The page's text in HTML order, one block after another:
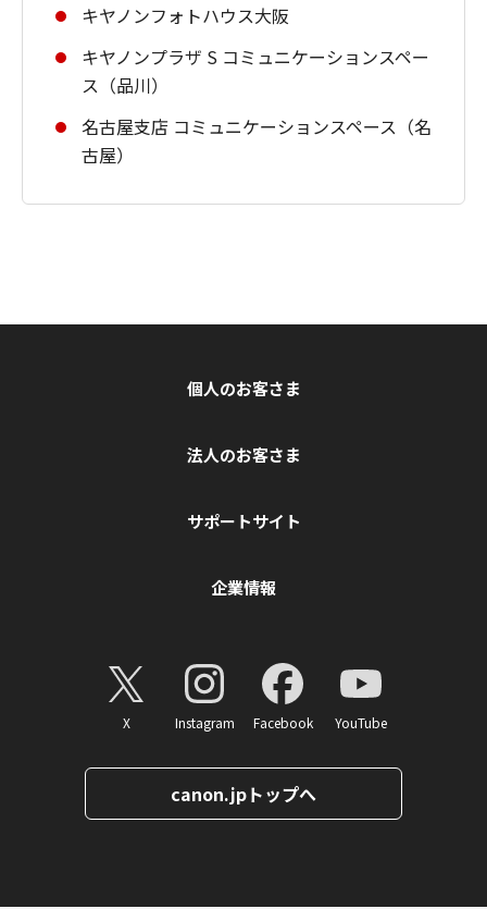
キヤノンフォトハウス大阪
キヤノンプラザ S コミュニケーションスペー
ス（品川）
名古屋支店 コミュニケーションスペース（名
古屋）
個人のお客さま
法人のお客さま
サポートサイト
企業情報
X Instagram Facebook YouTube
canon.jpトップへ